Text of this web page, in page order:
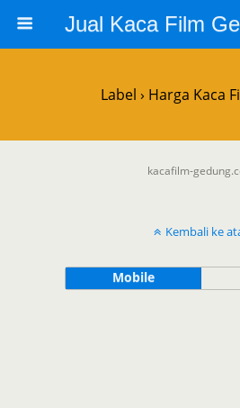
Label › Harga Kaca
kacafilm-
Kembali ke
Mobile